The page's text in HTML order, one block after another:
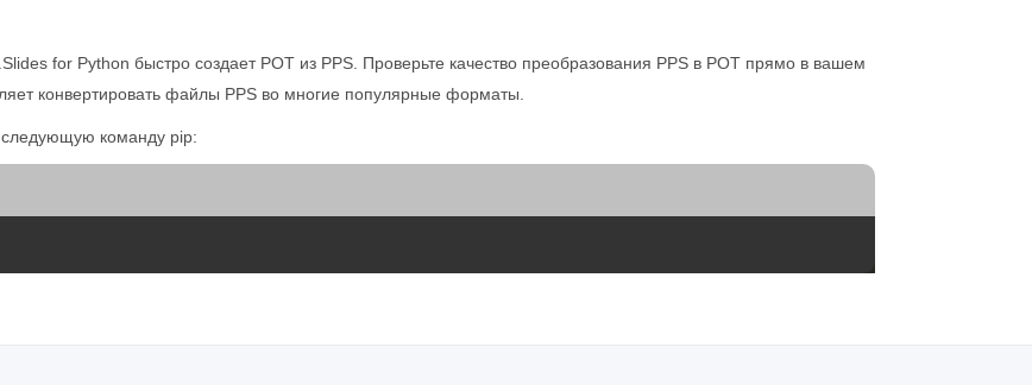
for Python быстро создает POT из PPS. Проверьте качество преобразования PPS в POT прямо в вашем
конвертировать файлы PPS во многие популярные форматы.
следующую команду pip: